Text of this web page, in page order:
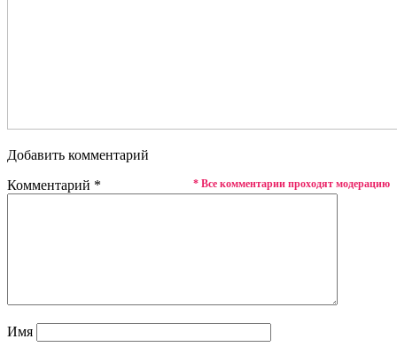
Добавить комментарий
* Все комментарии проходят модерацию
Комментарий *
Имя